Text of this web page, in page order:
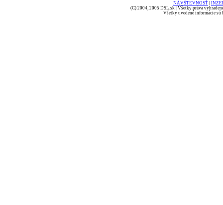
NÁVŠTEVNOSŤ
(C) 2004, 2005 DSL.sk | Všetky práva
Všetky uvedené informácie sú